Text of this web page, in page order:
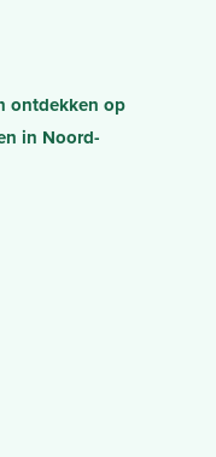
ontdekken op
in Noord-